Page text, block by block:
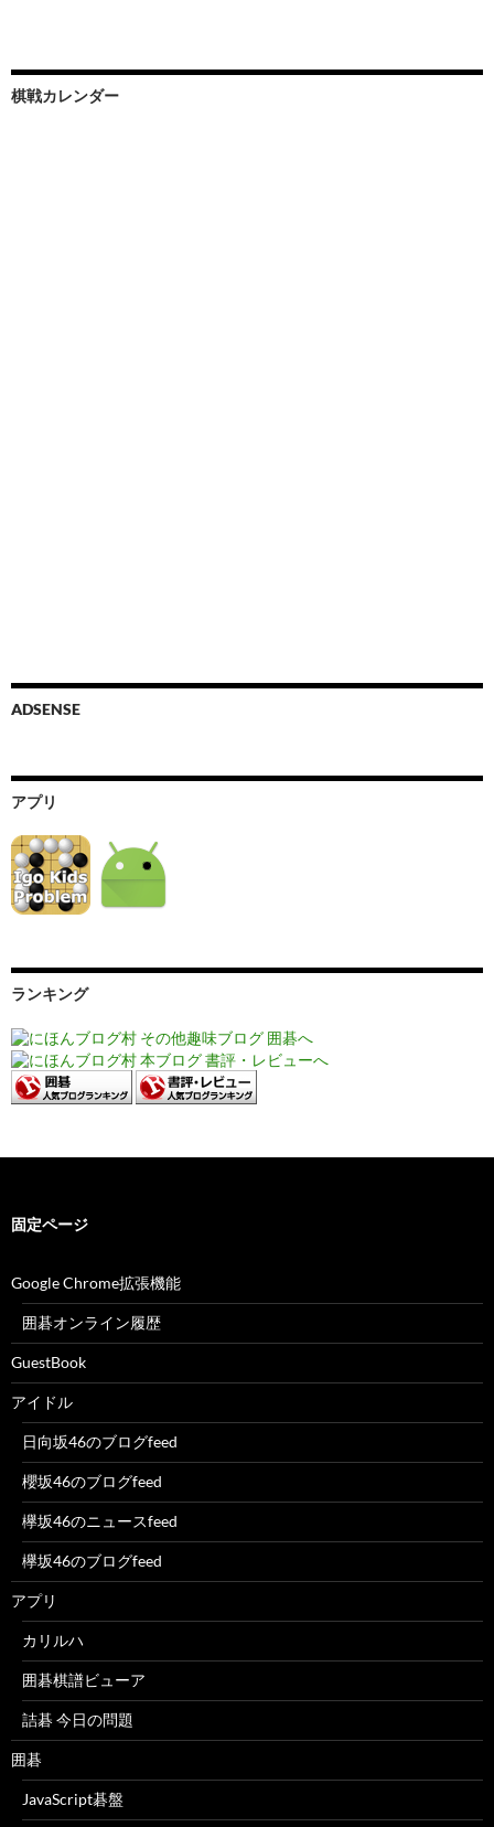
棋戦カレンダー
ADSENSE
アプリ
ランキング
固定ページ
Google Chrome拡張機能
囲碁オンライン履歴
GuestBook
アイドル
日向坂46のブログfeed
櫻坂46のブログfeed
欅坂46のニュースfeed
欅坂46のブログfeed
アプリ
カリルハ
囲碁棋譜ビューア
詰碁 今日の問題
囲碁
JavaScript碁盤